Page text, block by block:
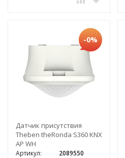
-0%
Датчик присутствия
Theben theRonda S360 KNX
AP WH
Артикул: 2089550